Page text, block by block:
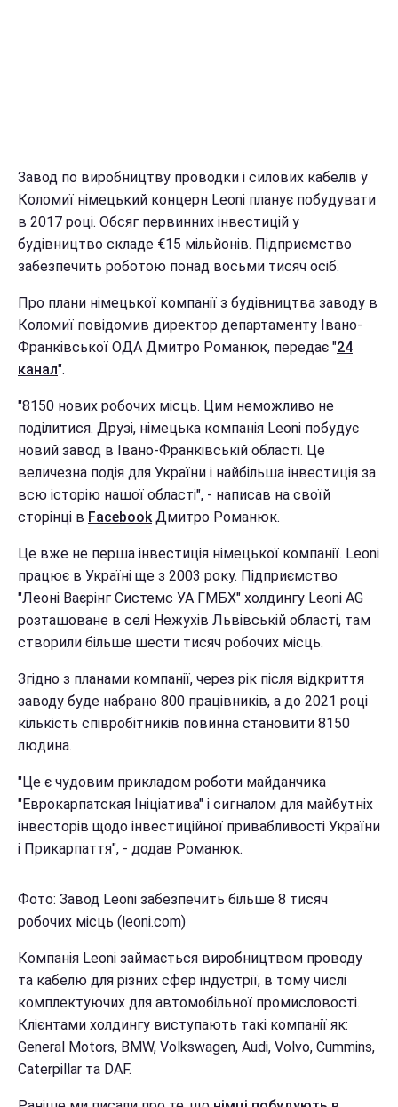
Завод по виробництву проводки і силових кабелів у
Коломиї німецький концерн Leoni планує побудувати
в 2017 році. Обсяг первинних інвестицій у
будівництво складе €15 мільйонів. Підприємство
забезпечить роботою понад восьми тисяч осіб.
Про плани німецької компанії з будівництва заводу в
Коломиї повідомив директор департаменту Івано-
Франківської ОДА Дмитро Романюк, передає "24
канал".
"8150 нових робочих місць. Цим неможливо не
поділитися. Друзі, німецька компанія Leoni побудує
новий завод в Івано-Франківській області. Це
величезна подія для України і найбільша інвестиція за
всю історію нашої області", - написав на своїй
сторінці в FacebookДмитро Романюк.
Це вже не перша інвестиція німецької компанії. Leoni
працює в Україні ще з 2003 року. Підприємство
"Леоні Ваєрінг Системс УА ГМБХ" холдингу Leoni AG
розташоване в селі Нежухів Львівській області, там
створили більше шести тисяч робочих місць.
Згідно з планами компанії, через рік після відкриття
заводу буде набрано 800 працівників, а до 2021 році
кількість співробітників повинна становити 8150
людина.
"Це є чудовим прикладом роботи майданчика
"Еврокарпатская Ініціатива" і сигналом для майбутніх
інвесторів щодо інвестиційної привабливості України
і Прикарпаття", - додав Романюк.
Фото: Завод Leoni забезпечить більше 8 тисяч
робочих місць (leoni.com)
Компанія Leoni займається виробництвом проводу
та кабелю для різних сфер індустрії, в тому числі
комплектуючих для автомобільної промисловості.
Клієнтами холдингу виступають такі компанії як:
General Motors, BMW, Volkswagen, Audi, Volvo, Cummins,
Caterpillar та DAF.